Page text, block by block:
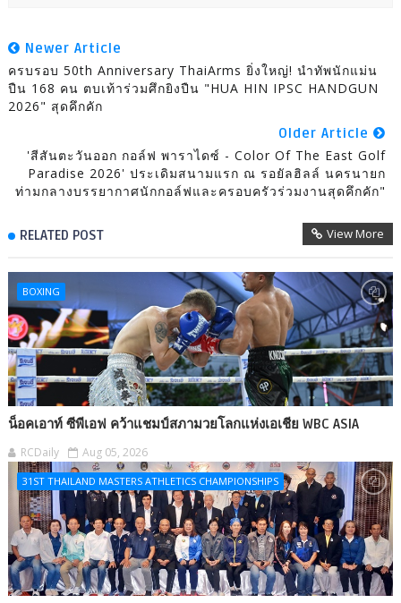
Newer Article
ครบรอบ 50th Anniversary ThaiArms ยิ่งใหญ่! นำทัพนักแม่น
ปืน 168 คน ตบเท้าร่วมศึกยิงปืน "HUA HIN IPSC HANDGUN
2026" สุดคึกคัก
Older Article
'สีสันตะวันออก กอล์ฟ พาราไดซ์ - Color Of The East Golf
Paradise 2026' ประเดิมสนามแรก ณ รอยัลฮิลล์ นครนายก
ท่ามกลางบรรยากาศนักกอล์ฟและครอบครัวร่วมงานสุดคึกคัก"
RELATED POST View More
BOXING
น็อคเอาท์ ซีพีเอฟ คว้าแชมป์สภามวยโลกแห่งเอเชีย WBC ASIA
RCDaily Aug 05, 2026
31ST THAILAND MASTERS ATHLETICS CHAMPIONSHIPS